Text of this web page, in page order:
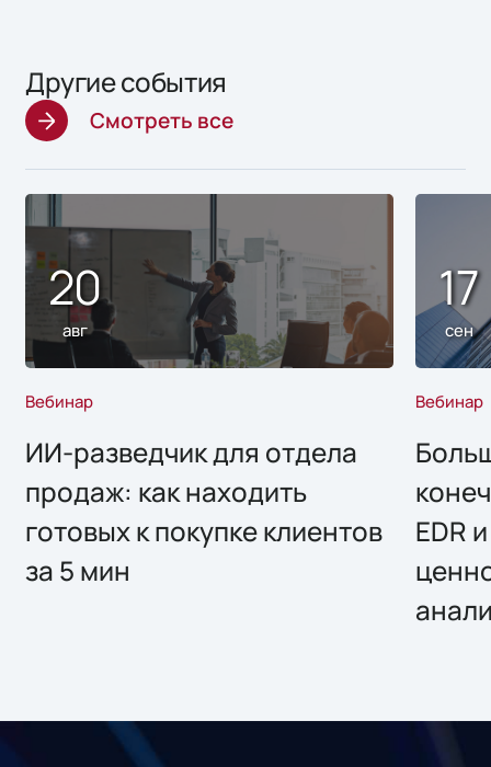
Другие события
Смотреть все
20
авг
Вебинар
ИИ-разведчик для отдела
продаж: как находить
готовых к покупке клиентов
за 5 мин
17
сен
Вебинар
EDR